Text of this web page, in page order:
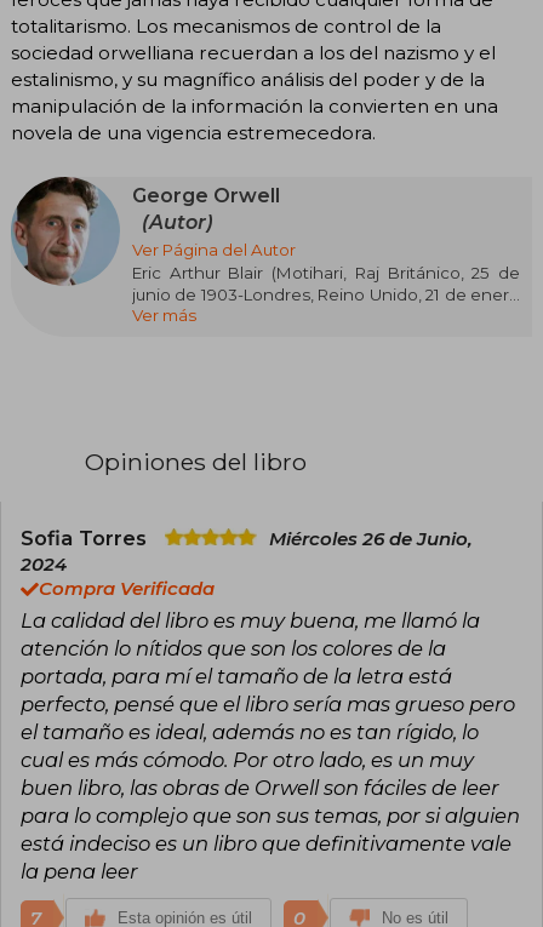
totalitarismo. Los mecanismos de control de la
sociedad orwelliana recuerdan a los del nazismo y el
estalinismo, y su magnífico análisis del poder y de la
manipulación de la información la convierten en una
novela de una vigencia estremecedora.
George Orwell
(Autor)
Ver Página del Autor
Eric Arthur Blair (Motihari, Raj Británico, 25 de
junio de 1903-Londres, Reino Unido, 21 de enero
de 1950), conocido por su seudónimo de
autobiográficas vividas por el autor en tres
compromiso como representante de las
su juventud; a favor del socialismo democrático,
después de haber observado y sufrido las
condiciones de vida de las clases sociales de
los trabajadores de Londres y París; y en contra
de los totalitarismos nazi y estalinista tras su
participación en la guerra civil española, en el
bando republicano.
Además de cronista, crítico de literatura y
novelista, es uno de los ensayistas en lengua
inglesa más destacados de las décadas de 1930
y de 1940. También es conocido por sus críticas
al totalitarismo en su novela corta alegórica
1984 (1949), escrita en sus últimos años de vida y
publicada poco antes de su fallecimiento, y en la
Ver más
Opiniones del libro
Sofia Torres
Miércoles 26 de Junio,
2024
Compra Verificada
La calidad del libro es muy buena, me llamó la
atención lo nítidos que son los colores de la
portada, para mí el tamaño de la letra está
perfecto, pensé que el libro sería mas grueso pero
el tamaño es ideal, además no es tan rígido, lo
cual es más cómodo. Por otro lado, es un muy
buen libro, las obras de Orwell son fáciles de leer
para lo complejo que son sus temas, por si alguien
está indeciso es un libro que definitivamente vale
la pena leer
7 Esta opinión es útil 0 No es útil